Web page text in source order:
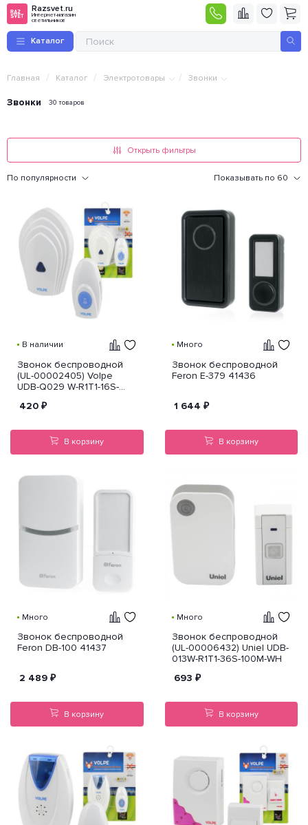
Razsvet.ru
Интернет-магазин
светильников
Каталог
Главная / Каталог / Электротовары / Звонки
Звонки 30 товаров
Открыть фильтры
По популярности Показывать по 60
В наличии
Звонок беспроводной
(UL-00002405) Volpe
UDB-Q029 W-R1T1-16S-
420 ₽
В корзину
Много
Звонок беспроводной
Feron E-379 41436
1 644 ₽
В корзину
Много
Звонок беспроводной
Feron DB-100 41437
2 489 ₽
В корзину
Много
Звонок беспроводной
(UL-00006432) Uniel UDB-
013W-R1T1-36S-100M-WH
693 ₽
В корзину